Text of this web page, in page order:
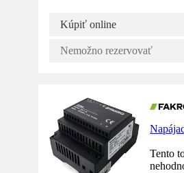
Kúpiť online
Nemožno rezervovať
Tento